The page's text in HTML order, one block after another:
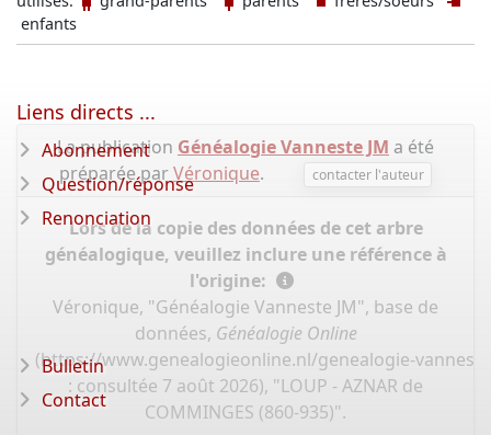
enfants
La publication Généalogie Vanneste JM a été
préparée parVéronique. contacter l'auteur
Lors de la copie des données de cet arbre
généalogique, veuillez inclure une référence à
l'origine:
Véronique, "Généalogie Vanneste JM", base de
données, Généalogie Online
(https://www.genealogieonline.nl/genealogie-
: consultée 7 août 2026), "LOUP - AZNAR de
COMMINGES (860-935)".
Liens directs ...
Abonnement
Question/réponse
Renonciation
Bulletin
Contact